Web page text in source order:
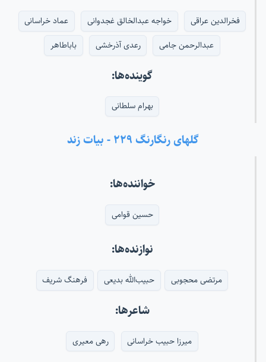
فخرالدین عراقی خواجه عبدالخالق غجدوانی
عماد خراسانی
عبدالرحمن جامی
رعدی آذرخشی باباطاهر
گوینده‌ها:
بهرام سلطانی
گلهای رنگارنگ ۲۲۹ - بیات زند
خواننده‌ها:
حسین قوامی
نوازنده‌ها:
مرتضی محجوبی حبیب‌الله بدیعی فرهنگ شریف
شاعرها:
میرزا حبیب خراسانی رهی معیری